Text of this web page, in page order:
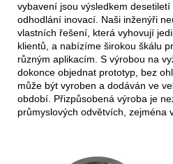
vybavení jsou výsledkem
odhodlání inovací. Naši inženýři
vlastních řešení, která vyhovují
klientů, a nabízíme širokou škálu
různým aplikacím. S výrobou na
dokonce objednat prototyp, bez
může být vyroben a dodáván ve
období. Přizpůsobená výroba je
průmyslových odvětvích, zejména